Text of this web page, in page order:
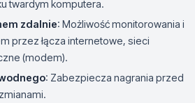
twardym komputera.
zdalnie: Możliwość monitorowania i
przez łącza internetowe, sieci
(modem).
: Zabezpiecza nagrania przed